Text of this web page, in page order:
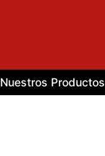
Nuestros Productos